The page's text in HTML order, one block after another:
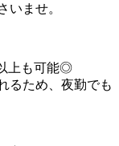
いませ。
上も可能◎
るため、夜勤でも